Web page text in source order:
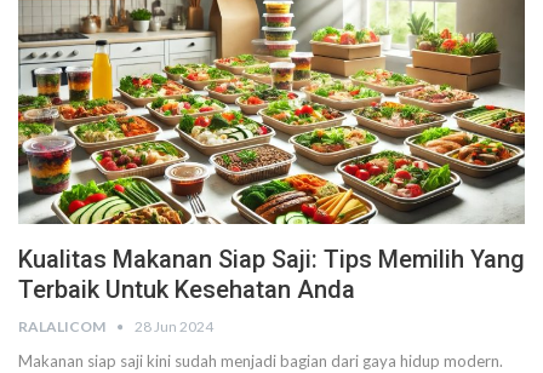
Kualitas Makanan Siap Saji: Tips Memilih Yang
Terbaik Untuk Kesehatan Anda
RALALICOM 28 Jun 2024
Makanan siap saji kini sudah menjadi bagian dari gaya hidup modern.